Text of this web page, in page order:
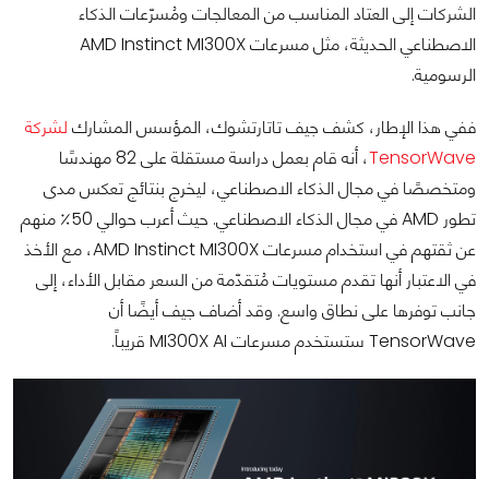
الشركات إلى العتاد المناسب من المعالجات ومُسرّعات الذكاء
الاصطناعي الحديثة، مثل مسرعات AMD Instinct MI300X
الرسومية.
ففي هذا الإطار، كشف جيف تاتارتشوك، المؤسس المشارك لشركة
TensorWave
، أنه قام بعمل دراسة مستقلة على 82 مهندسًا
ومتخصصًا في مجال الذكاء الاصطناعي، ليخرج بنتائج تعكس مدى
تطور AMD في مجال الذكاء الاصطناعي. حيث أعرب حوالي 50٪ منهم
عن ثقتهم في استخدام مسرعات AMD Instinct MI300X، مع الأخذ
في الاعتبار أنها تقدم مستويات مُتقدّمة من السعر مقابل الأداء، إلى
جانب توفرها على نطاق واسع. وقد أضاف جيف أيضًا أن
TensorWave ستستخدم مسرعات MI300X AI قريباً.